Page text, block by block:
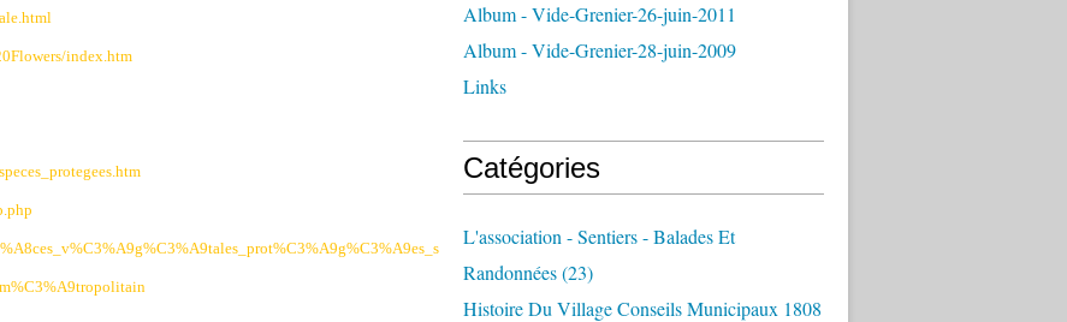
index.htm
Album - Vide-Grenier-26-juin-2011
Album - Vide-Grenier-28-juin-2009
Links
Catégories
L'association - Sentiers - Balades Et
Randonnées(23)
Histoire Du Village Conseils Municipaux 1808